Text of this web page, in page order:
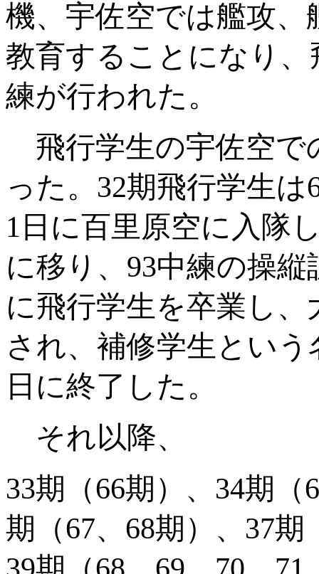
機、宇佐空では艦攻
教育することになり
練が行われた。
飛行学生の宇佐空で
った。 32期飛行学生は
1 日に百里原空に入隊
に移り、 93中練の操縦
に飛行学生を卒業し
され、補修学生とい
日に終了した。
それ以降、
33期（66期）、 34期（
期（67、 68期）、 37期